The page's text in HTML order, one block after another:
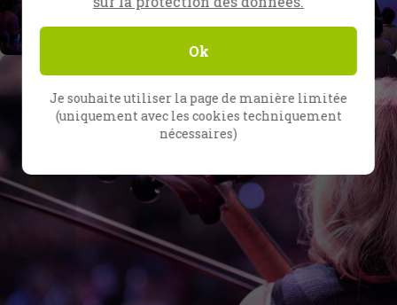
Ok
Je souhaite utiliser la page de manière limitée
(uniquement avec les cookies techniquement
nécessaires)